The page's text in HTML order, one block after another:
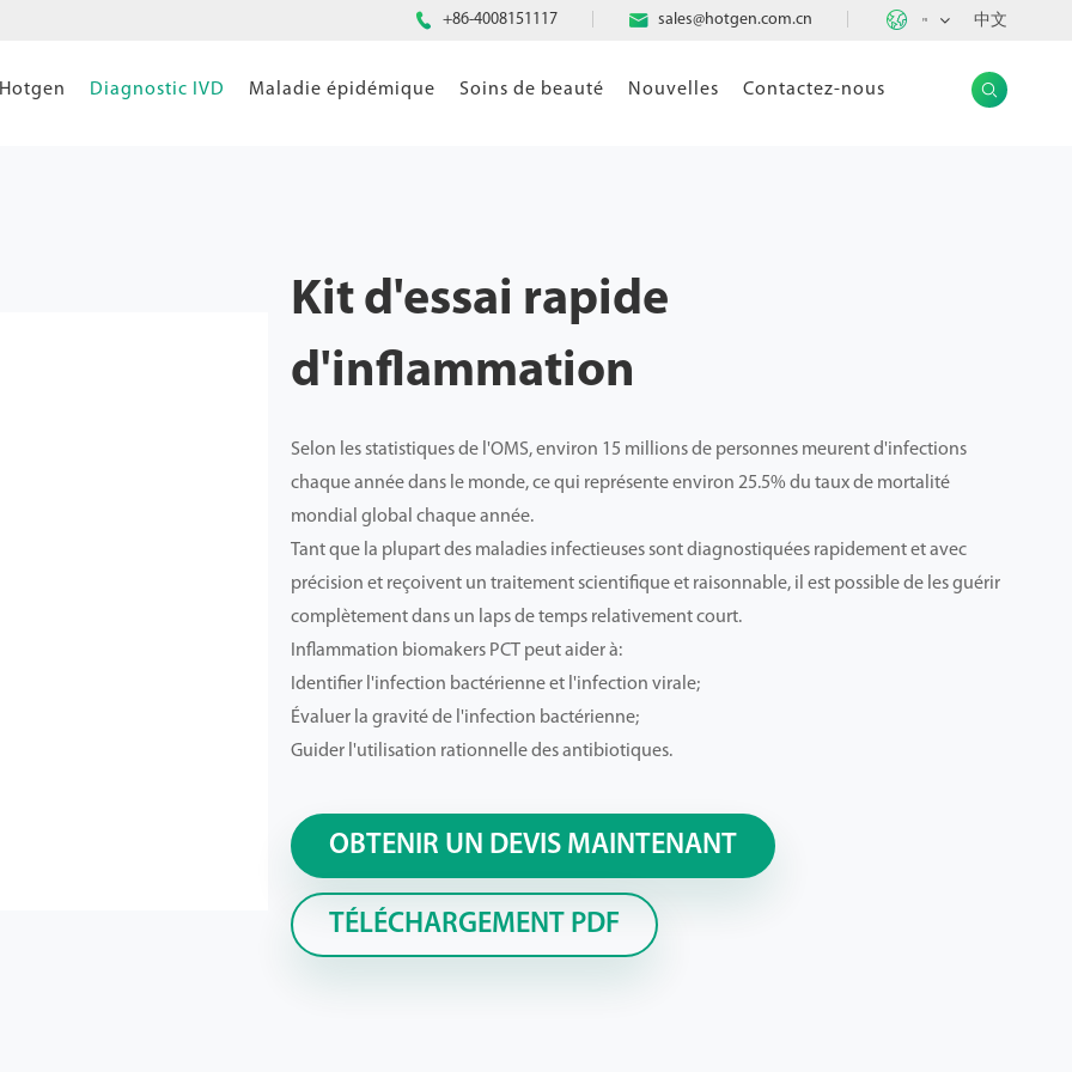
 +86-4008151117  sales@hotgen.com.cn  中文
Diagnostic IVD Maladie épidémique Soins de beauté Nouvelles Contactez-nous 
Kit d'essai rapide
d'inflammation
Selon les statistiques de l'OMS, environ 15 millions de personnes meurent d'infections
chaque année dans le monde, ce qui représente environ 25.5% du taux de mortalité
mondial global chaque année.
Tant que la plupart des maladies infectieuses sont diagnostiquées rapidement et avec
précision et reçoivent un traitement scientifique et raisonnable, il est possible de les guérir
complètement dans un laps de temps relativement court.
Inflammation biomakers PCT peut aider à:
Identifier l'infection bactérienne et l'infection virale;
Évaluer la gravité de l'infection bactérienne;
Guider l'utilisation rationnelle des antibiotiques.
OBTENIR UN DEVIS MAINTENANT
TÉLÉCHARGEMENT PDF